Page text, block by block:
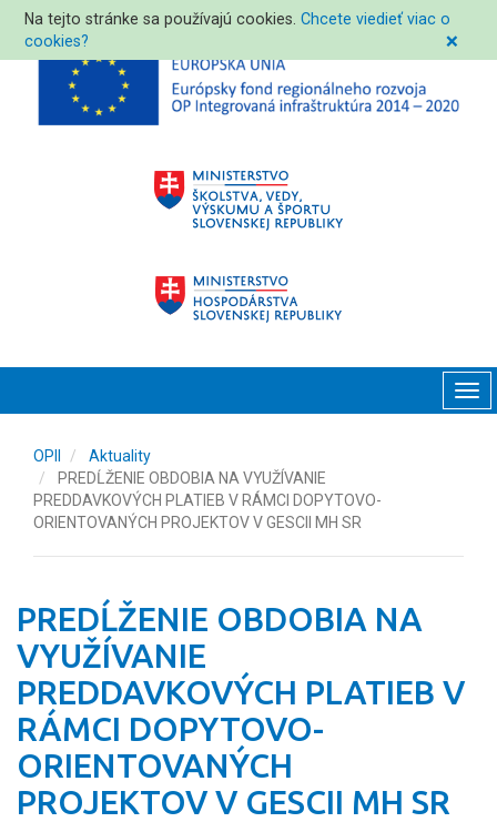
Na tejto stránke sa používajú cookies.Chcete viedieť viac o
cookies?
❌
OPII
Aktuality
PREDĹŽENIE OBDOBIA NA VYUŽÍVANIE
PREDDAVKOVÝCH PLATIEB V RÁMCI DOPYTOVO-
ORIENTOVANÝCH PROJEKTOV V GESCII MH SR
PREDĹŽENIE OBDOBIA NA
VYUŽÍVANIE
PREDDAVKOVÝCH PLATIEB V
RÁMCI DOPYTOVO-
ORIENTOVANÝCH
PROJEKTOV V GESCII MH SR